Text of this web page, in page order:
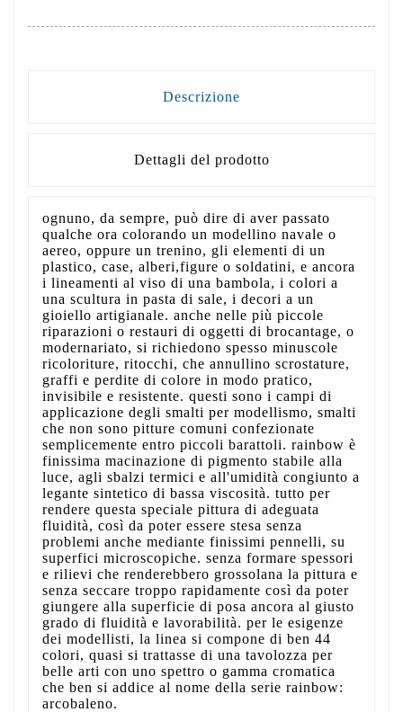
Descrizione
Dettagli del prodotto
ognuno, da sempre, può dire di aver passato
qualche ora colorando un modellino navale o
aereo, oppure un trenino, gli elementi di un
plastico, case, alberi,figure o soldatini, e ancora
i lineamenti al viso di una bambola, i colori a
una scultura in pasta di sale, i decori a un
gioiello artigianale. anche nelle più piccole
riparazioni o restauri di oggetti di brocantage, o
modernariato, si richiedono spesso minuscole
ricoloriture, ritocchi, che annullino scrostature,
graffi e perdite di colore in modo pratico,
invisibile e resistente. questi sono i campi di
applicazione degli smalti per modellismo, smalti
che non sono pitture comuni confezionate
semplicemente entro piccoli barattoli. rainbow è
finissima macinazione di pigmento stabile alla
luce, agli sbalzi termici e all'umidità congiunto a
legante sintetico di bassa viscosità. tutto per
rendere questa speciale pittura di adeguata
fluidità, così da poter essere stesa senza
problemi anche mediante finissimi pennelli, su
superfici microscopiche. senza formare spessori
e rilievi che renderebbero grossolana la pittura e
senza seccare troppo rapidamente così da poter
giungere alla superficie di posa ancora al giusto
grado di fluidità e lavorabilità. per le esigenze
dei modellisti, la linea si compone di ben 44
colori, quasi si trattasse di una tavolozza per
belle arti con uno spettro o gamma cromatica
che ben si addice al nome della serie rainbow:
arcobaleno.